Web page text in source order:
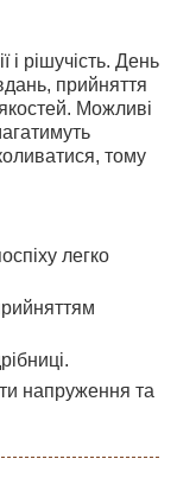
і рішучість. День
прийняття
Можливі
тому
легко
напруження та